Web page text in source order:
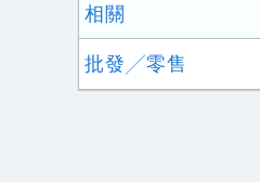
相關
批發╱零售